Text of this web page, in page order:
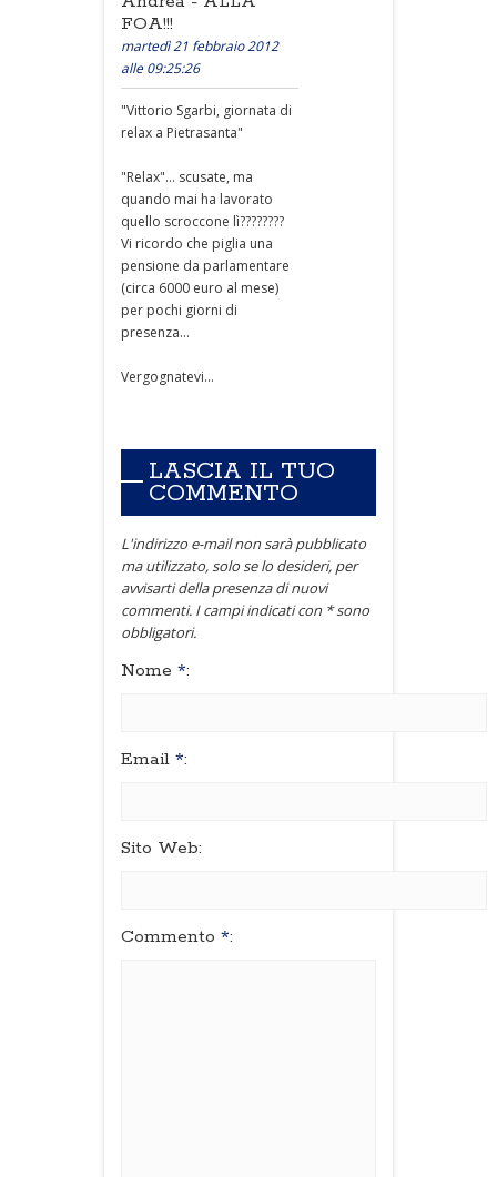
FOA!!!
martedì 21 febbraio 2012
alle 09:25:26
"Vittorio Sgarbi, giornata di
relax a Pietrasanta"
"Relax"... scusate, ma
quando mai ha lavorato
quello scroccone lì????????
Vi ricordo che piglia una
pensione da parlamentare
(circa 6000 euro al mese)
per pochi giorni di
presenza...
Vergognatevi...
LASCIA IL TUO
COMMENTO
L'indirizzo e-mail non sarà pubblicato
ma utilizzato, solo se lo desideri, per
avvisarti della presenza di nuovi
commenti. I campi indicati con * sono
obbligatori.
Nome *:
Email *:
Sito Web:
Commento *: